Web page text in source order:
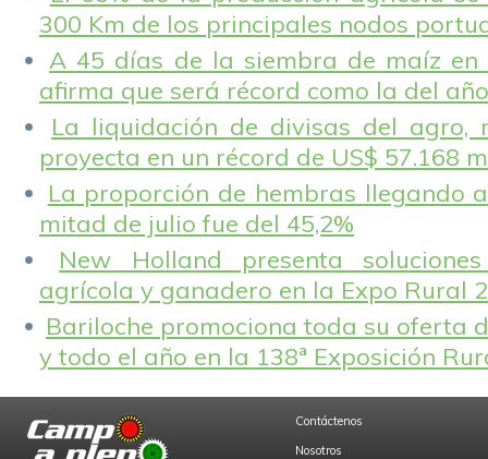
300 Km de los principales nodos
A 45 días de la siembra de maíz en
afirma que será récord como la del
La liquidación de divisas del agro,
proyecta en un récord de US$ 57.168
La proporción de hembras llegando
mitad de julio fue del 45,2%
New Holland presenta
agrícola y ganadero en la Expo Rural
Bariloche promociona toda su oferta
y todo el año en la 138ª Exposición
Contáctenos
Nosotros